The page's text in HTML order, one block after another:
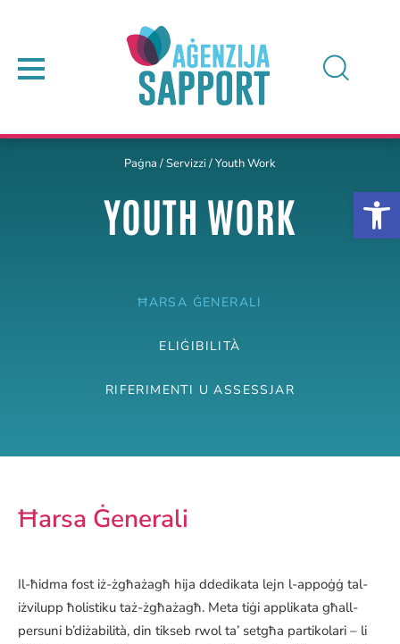
Paġna/Servizzi/Youth Work
YOUTH WORK
ĦARSA ĠENERALI
ELIĠIBILITÀ
RIFERIMENTI U ASSESSJAR
Ħarsa Ġenerali
Il-ħidma fost iż-żgħażagħ hija ddedikata lejn l-appoġġ tal-
iżvilupp ħolistiku taż-żgħażagħ. Meta tiġi applikata għall-
persuni b’diżabilità, din tikseb rwol ta’ setgħa partikolari – li